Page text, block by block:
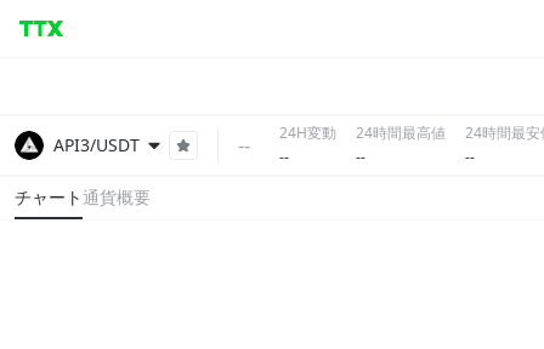
API3/USDT --
24H変動
--
24時間最高値
--
24時間最安
--
チャート通貨概要